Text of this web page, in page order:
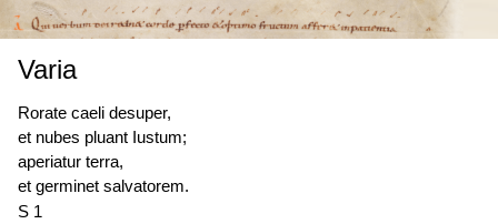
Varia
Rorate caeli desuper,
et nubes pluant Iustum;
aperiatur terra,
et germinet salvatorem.
S 1